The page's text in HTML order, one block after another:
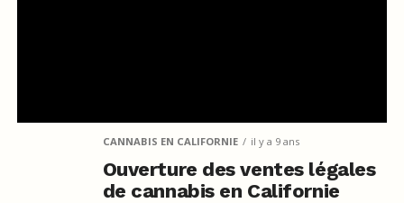
CANNABIS EN CALIFORNIE il y a 9 ans
Ouverture des ventes légales
de cannabis en Californie